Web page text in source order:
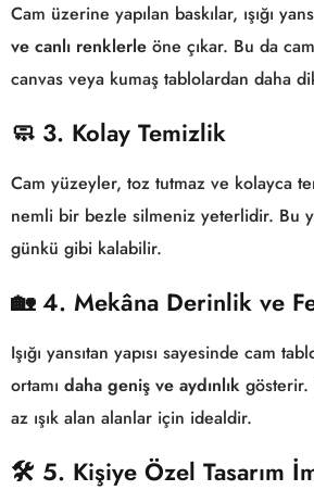
Cam üzerine yapılan baskılar, ışığı
ve canlı renklerle öne çıkar. Bu da
canvas veya kumaş tablolardan daha
🧼 3. Kolay Temizlik
Cam yüzeyler, toz tutmaz ve kolayca
nemli bir bezle silmeniz yeterlidir. Bu
günkü gibi kalabilir.
🏡 4. Mekâna Derinlik ve
Işığı yansıtan yapısı sayesinde cam
ortamı daha geniş ve aydınlık
az ışık alan alanlar için idealdir.
🛠️ 5. Kişiye Özel Tasarım